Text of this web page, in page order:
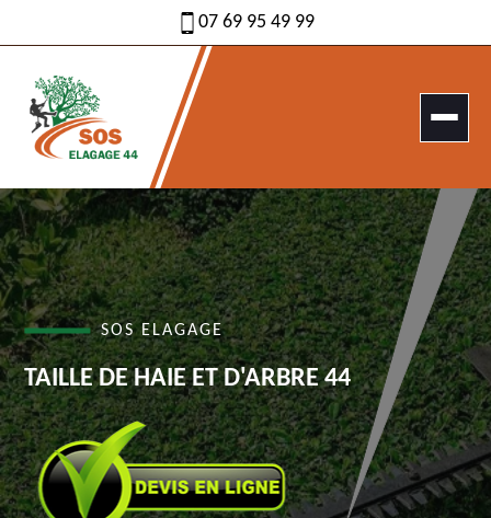
07 69 95 49 99
SOS ELAGAGE
TAILLE DE HAIE ET D'ARBRE 44